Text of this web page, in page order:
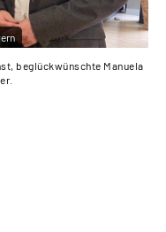
beglückwünschte Manuela